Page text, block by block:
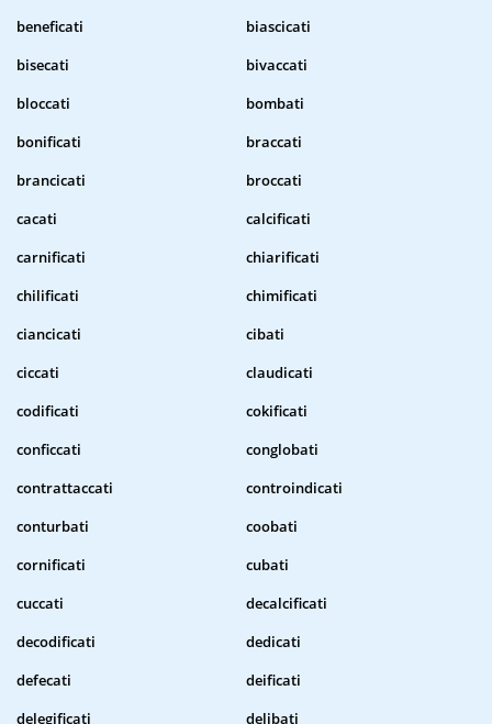
beneficati
biascicati
bisecati
bivaccati
bloccati
bombati
bonificati
braccati
brancicati
broccati
cacati
calcificati
carnificati
chiarificati
chilificati
chimificati
ciancicati
cibati
ciccati
claudicati
codificati
cokificati
conficcati
conglobati
contrattaccati
controindicati
conturbati
coobati
cornificati
cubati
cuccati
decalcificati
decodificati
dedicati
defecati
deificati
delegificati
delibati